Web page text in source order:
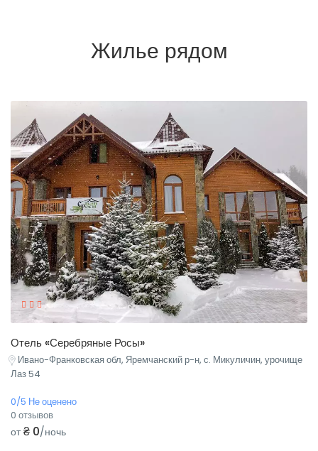
Жилье рядом
Отель «Серебряные Росы»
Ивано-Франковская обл, Яремчанский р-н, с. Микуличин, урочище
Лаз 54
0/5 Не оценено
0 отзывов
от₴ 0/ночь